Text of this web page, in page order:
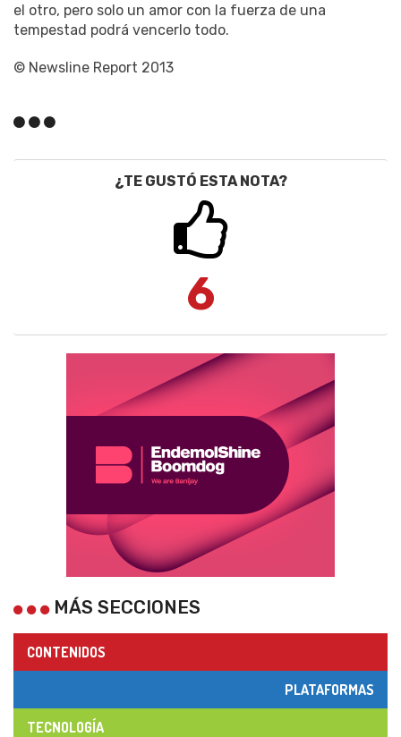
el otro, pero solo un amor con la fuerza de una
tempestad podrá vencerlo todo.
© Newsline Report 2013
¿TE GUSTÓ ESTA NOTA?
6
MÁS SECCIONES
CONTENIDOS
PLATAFORMAS
TECNOLOGÍA